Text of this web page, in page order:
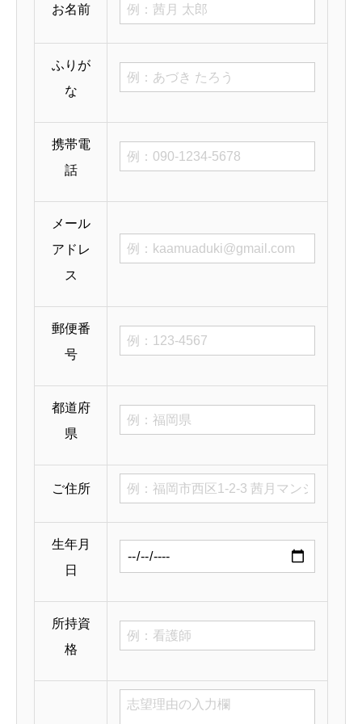
お名前
ふりが
な
携帯電
話
メール
アドレ
ス
郵便番
号
都道府
県
ご住所
生年月
日
所持資
格